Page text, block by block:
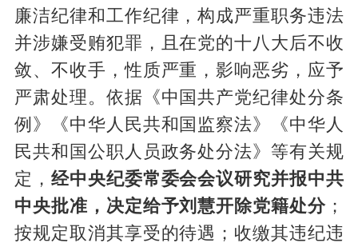
廉洁纪律和工作纪律，构成严重职务违法
并涉嫌受贿犯罪，且在党的十八大后不收
敛、不收手，性质严重，影响恶劣，应予
严肃处理。依据《中国共产党纪律处分条
例》《中华人民共和国监察法》《中华人
民共和国公职人员政务处分法》等有关规
定， 经中央纪委常委会会议研究并报中共
中央批准，决定给予刘慧开除党籍处分 ；
按规定取消其享受的待遇；收缴其违纪违